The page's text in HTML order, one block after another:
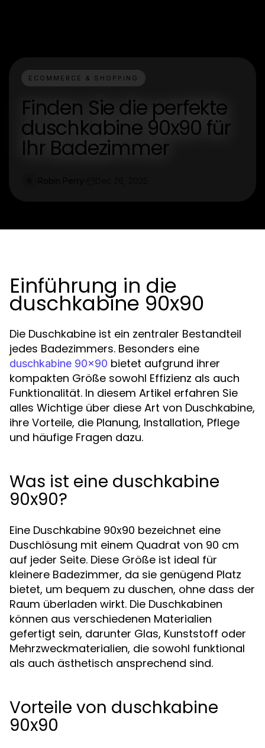
ECOMMERCE & SHOPPING
Finden Sie die perfekte
duschkabine 90x90 für
Ihr Badezimmer
Einführung in die
duschkabine 90x90
Die Duschkabine ist ein zentraler Bestandteil
jedes Badezimmers. Besonders eine
duschkabine 90x90 bietet aufgrund ihrer
kompakten Größe sowohl Effizienz als auch
Funktionalität. In diesem Artikel erfahren Sie
alles Wichtige über diese Art von Duschkabine,
ihre Vorteile, die Planung, Installation, Pflege
und häufige Fragen dazu.
Was ist eine duschkabine
90x90?
Eine Duschkabine 90x90 bezeichnet eine
Duschlösung mit einem Quadrat von 90 cm
auf jeder Seite. Diese Größe ist ideal für
kleinere Badezimmer, da sie genügend Platz
bietet, um bequem zu duschen, ohne dass der
Raum überladen wirkt. Die Duschkabinen
können aus verschiedenen Materialien
gefertigt sein, darunter Glas, Kunststoff oder
Mehrzweckmaterialien, die sowohl funktional
als auch ästhetisch ansprechend sind.
Vorteile von duschkabine
90x90